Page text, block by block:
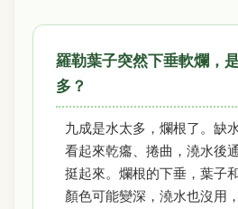
羅勒葉子突然下垂軟爛，
多？
九成是水太多，爛根了。缺
看起來乾癟、捲曲，澆水後
挺起來。爛根的下垂，葉子
顏色可能變深，澆水也沒用